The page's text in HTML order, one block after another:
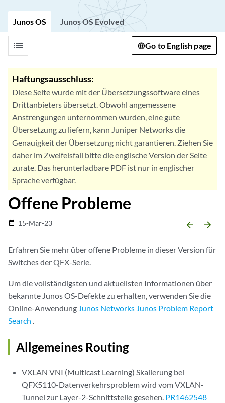
Junos OS Junos OS Evolved
list Go to English page
Haftungsausschluss:
Diese Seite wurde mit der Übersetzungssoftware eines
Drittanbieters übersetzt. Obwohl angemessene
Anstrengungen unternommen wurden, eine gute
Übersetzung zu liefern, kann Juniper Networks die
Genauigkeit der Übersetzung nicht garantieren. Ziehen Sie
daher im Zweifelsfall bitte die englische Version der Seite
zurate. Das herunterladbare PDF ist nur in englischer
Sprache verfügbar.
Offene Probleme
date_range 15-Mar-23 arrow_backward arrow_forward
Erfahren Sie mehr über offene Probleme in dieser Version für
Switches der QFX-Serie.
Um die vollständigsten und aktuellsten Informationen über
bekannte Junos OS-Defekte zu erhalten, verwenden Sie die
Online-Anwendung Junos Networks Junos Problem Report
Search .
Allgemeines Routing
VXLAN VNI (Multicast Learning) Skalierung bei
QFX5110-Datenverkehrsproblem wird vom VXLAN-
Tunnel zur Layer-2-Schnittstelle gesehen. PR1462548